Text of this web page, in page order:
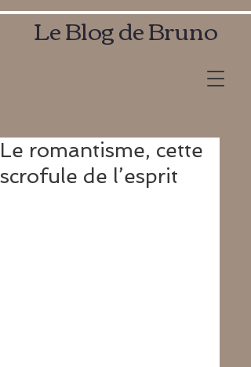
Le Blog de Bruno
Le romantisme, cette
scrofule de l’esprit